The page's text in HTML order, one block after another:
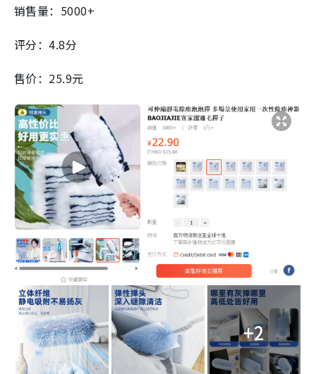
销售量：5000+
评分：4.8分
售价：25.9元
+2